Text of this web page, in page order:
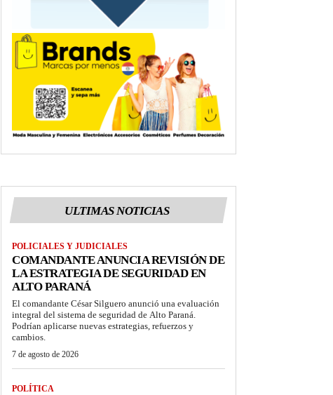
ULTIMAS NOTICIAS
POLICIALES Y JUDICIALES
COMANDANTE ANUNCIA REVISIÓN DE
LA ESTRATEGIA DE SEGURIDAD EN
ALTO PARANÁ
El comandante César Silguero anunció una evaluación
integral del sistema de seguridad de Alto Paraná.
Podrían aplicarse nuevas estrategias, refuerzos y
cambios.
7 de agosto de 2026
POLÍTICA